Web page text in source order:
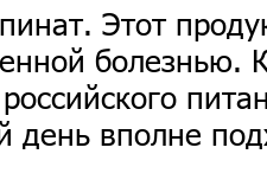
Этот
болезнью.
день вполне